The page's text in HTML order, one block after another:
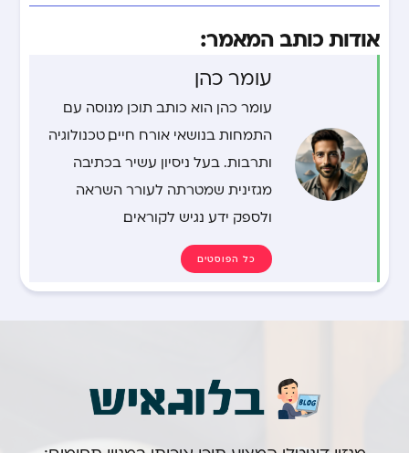
אודות כותב המאמר:
עומר כהן
עומר כהן הוא כותב תוכן מנוסה עם
התמחות בנושאי אורח חיים, טכנולוגיה
ותרבות. בעל ניסיון עשיר בכתיבה
מגזינית שמטרתה לעורר השראה
ולספק ידע נגיש לקוראים.
כל הפוסטים